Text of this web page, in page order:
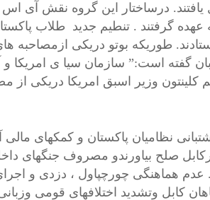
یافتند. درساختار این گروه نقش آی
عهده گرفتند . تنطیم جدید طلاب
طوریکه بوتو دریکی ازمصاحبه
گفته است:” سازمان سیا ی امریکا
وزیر اسبق امریکا دریکی از
در سال 1996 با پشتبانی نظامیان
صلح بیاورندو مصروف جنگهای
عدم هماهنگی چورچپاول ، دزدی و
کابل وتشدید اختلافهای قومی